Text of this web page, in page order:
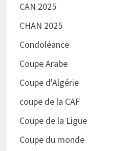
CAN 2025
CHAN 2025
Condoléance
Coupe Arabe
Coupe d'Algérie
coupe de la CAF
Coupe de la Ligue
Coupe du monde